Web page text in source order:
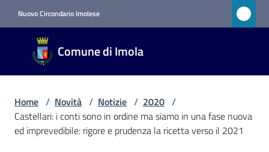
Nuovo Circondario Imolese
Comune di Imola
Comune
di Imola
RETE
Amministrazione
Home / Novità / Notizie / 2020 /
Castellari: i conti sono in ordine ma siamo in una fase nuova
ed imprevedibile: rigore e prudenza la ricetta verso il 2021